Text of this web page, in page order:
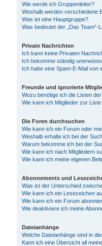
Wie werde ich Gruppenleiter?
Weshalb werden verschiedene
Was ist eine Hauptgruppe?
Was bedeutet der „Das Team“-
Private Nachrichten
Ich kann keine Privaten
Ich bekomme ständig
Ich habe eine Spam-E-Mail von
Freunde und ignorierte
Wozu benötige ich die Listen
Wie kann ich Mitglieder zur
Die Foren durchsuchen
Wie kann ich ein Forum oder
Weshalb erhalte ich bei der
Warum bekomme ich bei der
Wie kann ich nach Mitgliedern
Wie kann ich meine eigenen
Abonnements und
Was ist der Unterschied
Wie kann ich ein Lesezeichen
Wie kann ich ein Forum
Wie deaktiviere ich meine
Dateianhänge
Welche Dateianhänge sind in
Kann ich eine Übersicht all